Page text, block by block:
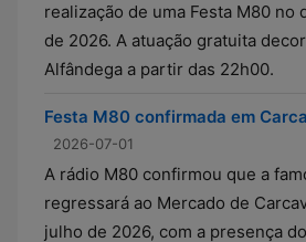
realização de uma Festa M80 no
de 2026. A atuação gratuita
Alfândega a partir das 22h00.
Festa M80 confirmada em
2026-07-01
A rádio M80 confirmou que a
regressará ao Mercado de
julho de 2026, com a presença